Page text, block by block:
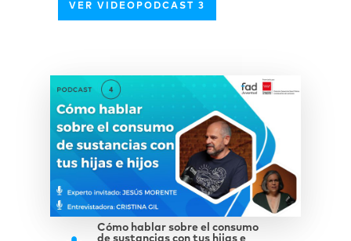
VER VIDEOPODCAST 3
Cómo hablar sobre el consumo
de sustancias con tus hijas e